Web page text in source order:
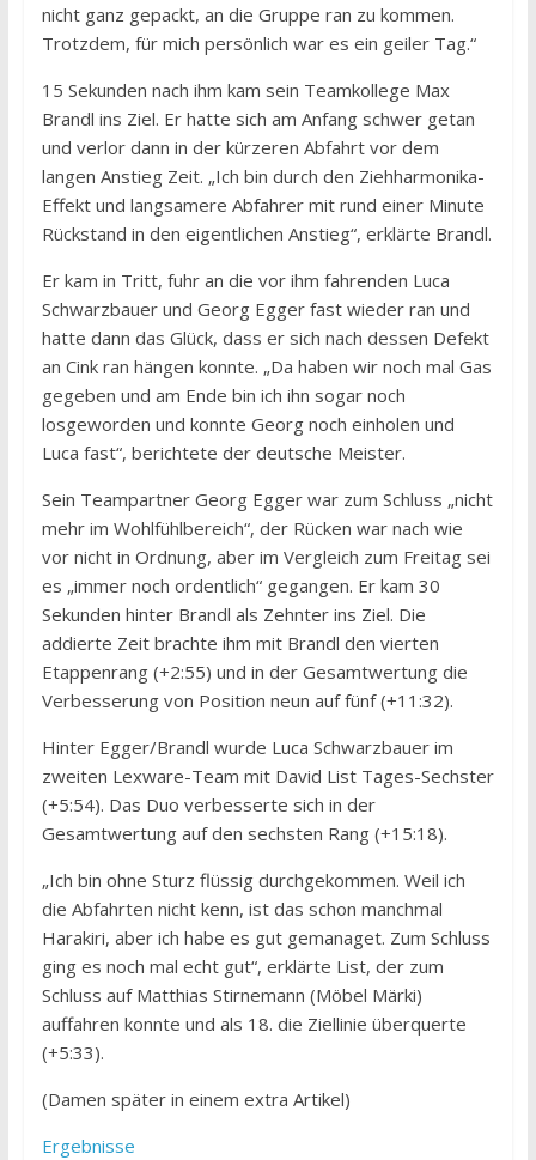
nicht ganz gepackt, an die Gruppe ran zu kommen.
Trotzdem, für mich persönlich war es ein geiler Tag.“
15 Sekunden nach ihm kam sein Teamkollege Max
Brandl ins Ziel. Er hatte sich am Anfang schwer getan
und verlor dann in der kürzeren Abfahrt vor dem
langen Anstieg Zeit. „Ich bin durch den Ziehharmonika-
Effekt und langsamere Abfahrer mit rund einer Minute
Rückstand in den eigentlichen Anstieg“, erklärte Brandl.
Er kam in Tritt, fuhr an die vor ihm fahrenden Luca
Schwarzbauer und Georg Egger fast wieder ran und
hatte dann das Glück, dass er sich nach dessen Defekt
an Cink ran hängen konnte. „Da haben wir noch mal Gas
gegeben und am Ende bin ich ihn sogar noch
losgeworden und konnte Georg noch einholen und
Luca fast“, berichtete der deutsche Meister.
Sein Teampartner Georg Egger war zum Schluss „nicht
mehr im Wohlfühlbereich“, der Rücken war nach wie
vor nicht in Ordnung, aber im Vergleich zum Freitag sei
es „immer noch ordentlich“ gegangen. Er kam 30
Sekunden hinter Brandl als Zehnter ins Ziel. Die
addierte Zeit brachte ihm mit Brandl den vierten
Etappenrang (+2:55) und in der Gesamtwertung die
Verbesserung von Position neun auf fünf (+11:32).
Hinter Egger/Brandl wurde Luca Schwarzbauer im
zweiten Lexware-Team mit David List Tages-Sechster
(+5:54). Das Duo verbesserte sich in der
Gesamtwertung auf den sechsten Rang (+15:18).
„Ich bin ohne Sturz flüssig durchgekommen. Weil ich
die Abfahrten nicht kenn, ist das schon manchmal
Harakiri, aber ich habe es gut gemanaget. Zum Schluss
ging es noch mal echt gut“, erklärte List, der zum
Schluss auf Matthias Stirnemann (Möbel Märki)
auffahren konnte und als 18. die Ziellinie überquerte
(+5:33).
(Damen später in einem extra Artikel)
Ergebnisse